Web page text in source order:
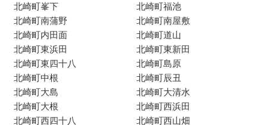
北崎町峯下
北崎町福池
北崎町南蒲野
北崎町南屋敷
北崎町内田面
北崎町道山
北崎町東浜田
北崎町東新田
北崎町東四十八
北崎町島原
北崎町中根
北崎町辰丑
北崎町大島
北崎町大清水
北崎町大根
北崎町西浜田
北崎町西四十八
北崎町西山畑